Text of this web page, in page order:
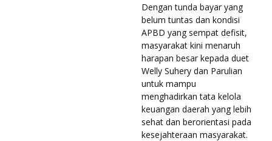
Dengan tunda bayar yang
belum tuntas dan kondisi
APBD yang sempat defisit,
masyarakat kini menaruh
harapan besar kepada duet
Welly Suhery dan Parulian
untuk mampu
menghadirkan tata kelola
keuangan daerah yang lebih
sehat dan berorientasi pada
kesejahteraan masyarakat.